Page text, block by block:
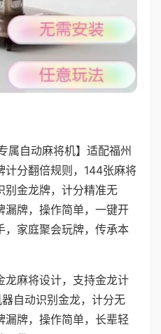
属自动麻将机】适配福州
计分翻倍规则，144张麻将
别金龙牌，计分精准无
漏牌，操作简单，一键开
，家庭聚会玩牌，传承本
龙麻将设计，支持金龙计
自动识别金龙，计分无
漏牌，操作简单，长辈轻